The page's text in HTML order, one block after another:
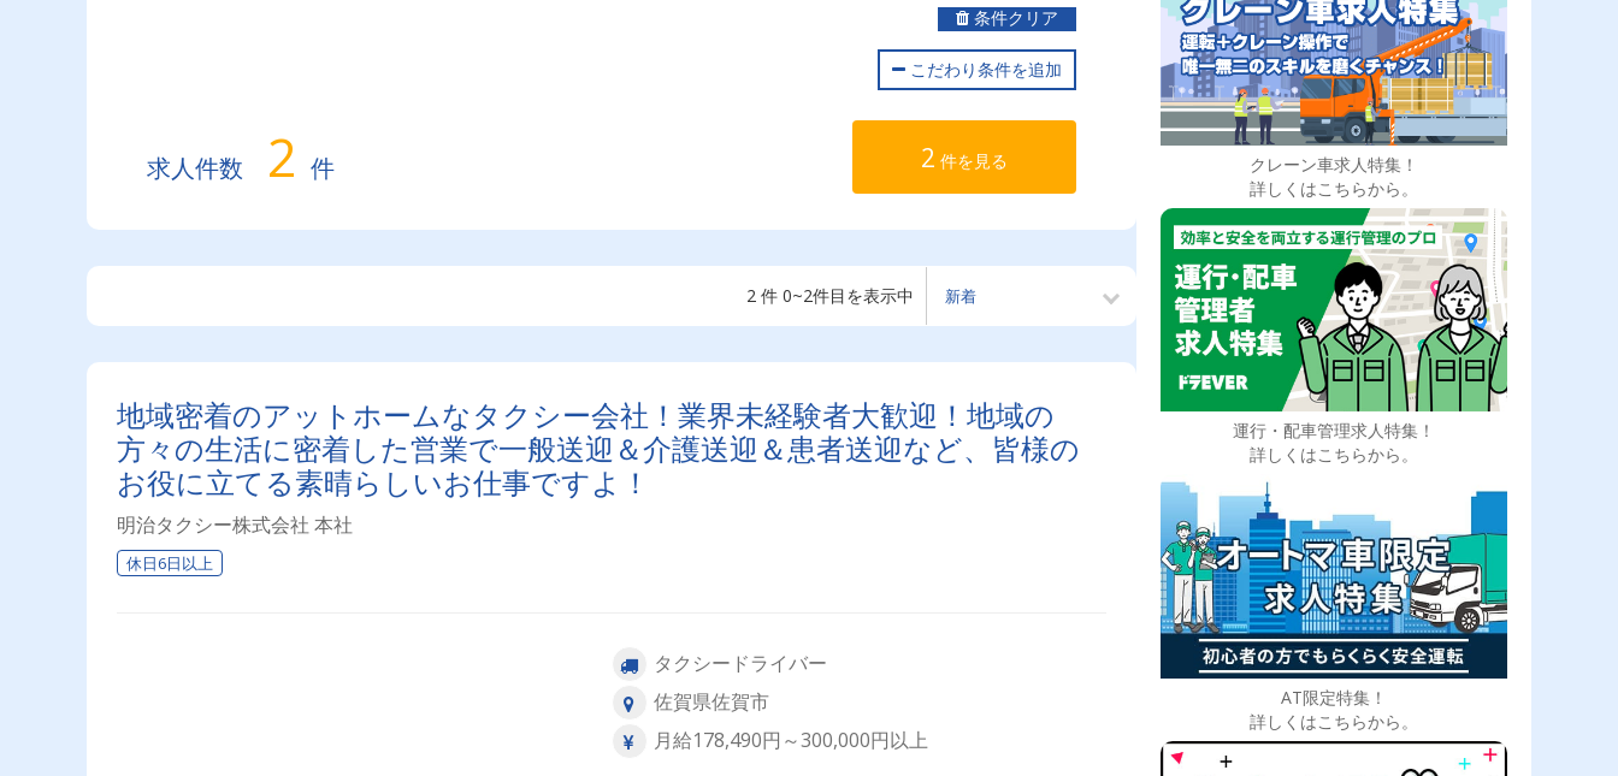
条件クリア
こだわり条件を追加
求人件数 2 件 2 件を見る
2 件 0~2件目を表示中
地域密着のアットホームなタクシー会社！業界未経験者大歓迎！地域の
方々の生活に密着した営業で一般送迎＆介護送迎＆患者送迎など、皆様の
お役に立てる素晴らしいお仕事ですよ！
明治タクシー株式会社 本社
休日6日以上
タクシードライバー
佐賀県佐賀市
月給178,490円～300,000円以上
クレーン車求人特集！
詳しくはこちらから。
運行・配車管理求人特集！
詳しくはこちらから。
AT限定特集！
詳しくはこちらから。